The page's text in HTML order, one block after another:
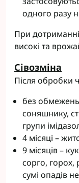
одного разу
При
високі та
Сівозміна
Після обробки
без обмежень
соняшнику,
групи
4 місяці –
9 місяців –
сорго, горох,
сумі опадів